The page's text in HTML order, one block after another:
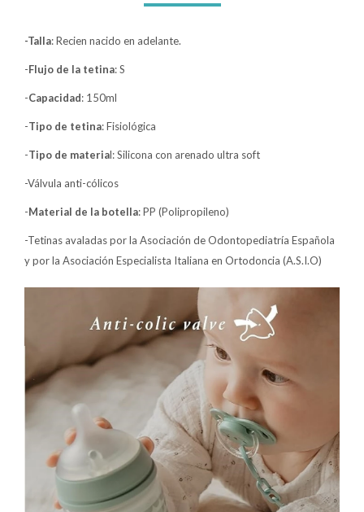
-Talla: Recien nacido en adelante.
-Flujo de la tetina: S
-Capacidad: 150ml
-Tipo de tetina: Fisiológica
-Tipo de material: Silicona con arenado ultra soft
-Válvula anti-cólicos
-Material de la botella: PP (Polipropileno)
-Tetinas avaladas por la Asociación de Odontopediatría Española
y por la Asociación Especialista Italiana en Ortodoncia (A.S.I.O)
Nuevos
Sale
Contacto
Local MVD Kids